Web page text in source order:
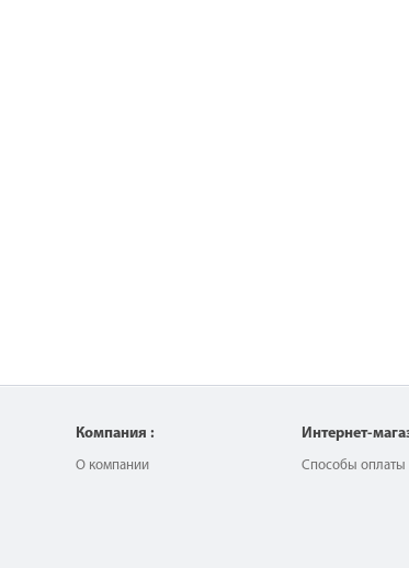
Компания :
О компании
Интернет-
Способы оплаты